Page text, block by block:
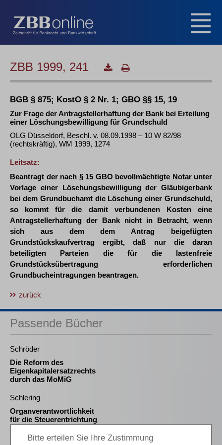
ZBB 1999, 241
BGB § 875; KostO § 2 Nr. 1; GBO §§ 15, 19
Zur Frage der Antragstellerhaftung der Bank bei Erteilung
einer Löschungsbewilligung für Grundschuld
OLG Düsseldorf, Beschl. v. 08.09.1998 – 10 W 82/98
(rechtskräftig), WM 1999, 1274
Leitsatz:
Beantragt der nach § 15 GBO bevollmächtigte Notar unter
Vorlage einer Löschungsbewilligung der Gläubigerbank
bei dem Grundbuchamt die Löschung einer Grundschuld,
so kommt für die damit verbundenen Kosten eine
Antragstellerhaftung der Bank nicht in Betracht, wenn
sich aus dem dem Antrag beigefügten
Grundstückskaufvertrag ergibt, daß nur die daran
beteiligten Parteien die für die lastenfreie
Grundstücksübertragung erforderlichen
Grundbucheintragungen beantragen.
zurück
Passende Bücher
Schröder
Die Reform des
Eigenkapitalersatzrechts
durch das MoMiG
Schlering
Organverantwortlichkeit
für die Steuerentrichtung